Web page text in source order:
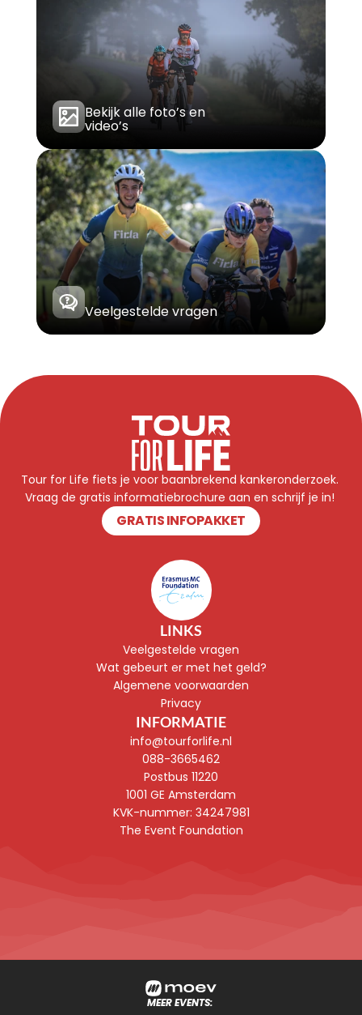
Bekijk alle foto’s en
video’s
Veelgestelde vragen
Tour for Life fiets je voor baanbrekend kankeronderzoek.
Vraag de gratis informatiebrochure aan en schrijf je in!
GRATIS INFOPAKKET
LINKS
Veelgestelde vragen
Wat gebeurt er met het geld?
Algemene voorwaarden
Privacy
INFORMATIE
info@tourforlife.nl
088-3665462
Postbus 11220
1001 GE Amsterdam
KVK-nummer: 34247981
The Event Foundation
MEER EVENTS: